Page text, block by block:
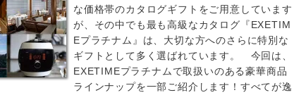
な価格帯のカタログギフトをご用意しています
が、その中でも最も高級なカタログ『EXETIM
Eプラチナム』は、大切な方へのさらに特別な
ギフトとして多く選ばれています。 今回は、
EXETIMEプラチナムで取扱いのある豪華商品
ラインナップを一部ご紹介します！すべてが逸